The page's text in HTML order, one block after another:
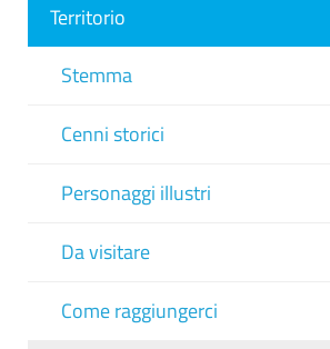
Territorio
Stemma
Cenni storici
Personaggi illustri
Da visitare
Come raggiungerci